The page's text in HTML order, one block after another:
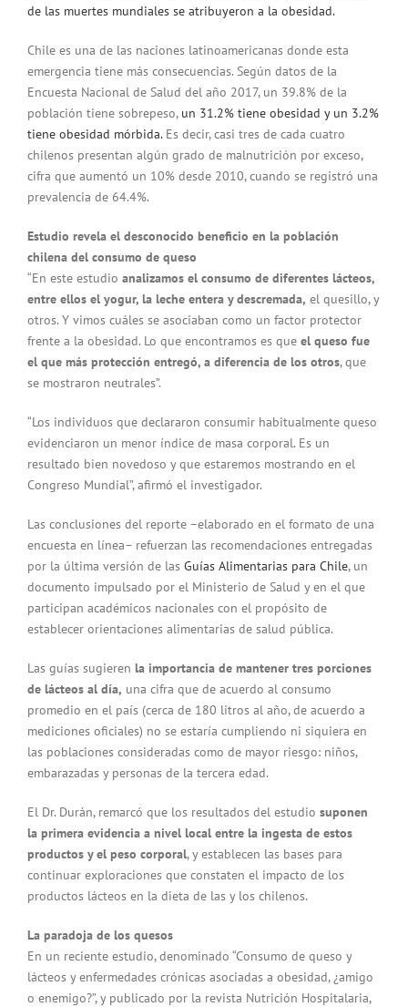
de las muertes mundiales se atribuyeron a la obesidad.
Chile es una de las naciones latinoamericanas donde esta
emergencia tiene más consecuencias. Según datos de la
Encuesta Nacional de Salud del año 2017, un 39.8% de la
población tiene sobrepeso, un 31.2% tiene obesidad y un 3.2%
tiene obesidad mórbida.Es decir, casi tres de cada cuatro
chilenos presentan algún grado de malnutrición por exceso,
cifra que aumentó un 10% desde 2010, cuando se registró una
prevalencia de 64.4%.
Estudio revela el desconocido beneficio en la población
chilena del consumo de queso
“En este estudio analizamos el consumo de diferentes lácteos,
entre ellos el yogur, la leche entera y descremada, el quesillo, y
otros. Y vimos cuáles se asociaban como un factor protector
frente a la obesidad. Lo que encontramos es que el queso fue
el que más protección entregó, a diferencia de los otros, que
se mostraron neutrales”.
“Los individuos que declararon consumir habitualmente queso
evidenciaron un menor índice de masa corporal. Es un
resultado bien novedoso y que estaremos mostrando en el
Congreso Mundial”, afirmó el investigador.
Las conclusiones del reporte –elaborado en el formato de una
encuesta en línea– refuerzan las recomendaciones entregadas
por la última versión de las Guías Alimentarias para Chile, un
documento impulsado por el Ministerio de Salud y en el que
participan académicos nacionales con el propósito de
establecer orientaciones alimentarias de salud pública.
Las guías sugieren la importancia de mantener tres porciones
de lácteos al día, una cifra que de acuerdo al consumo
promedio en el país (cerca de 180 litros al año, de acuerdo a
mediciones oficiales) no se estaría cumpliendo ni siquiera en
las poblaciones consideradas como de mayor riesgo: niños,
embarazadas y personas de la tercera edad.
El Dr. Durán, remarcó que los resultados del estudio suponen
la primera evidencia a nivel local entre la ingesta de estos
productos y el peso corporal, y establecen las bases para
continuar exploraciones que constaten el impacto de los
productos lácteos en la dieta de las y los chilenos.
La paradoja de los quesos
En un reciente estudio, denominado “Consumo de queso y
lácteos y enfermedades crónicas asociadas a obesidad, ¿amigo
o enemigo?”, y publicado por la revista Nutrición Hospitalaria,